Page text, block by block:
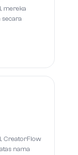
mereka
CreatorFlow
nama